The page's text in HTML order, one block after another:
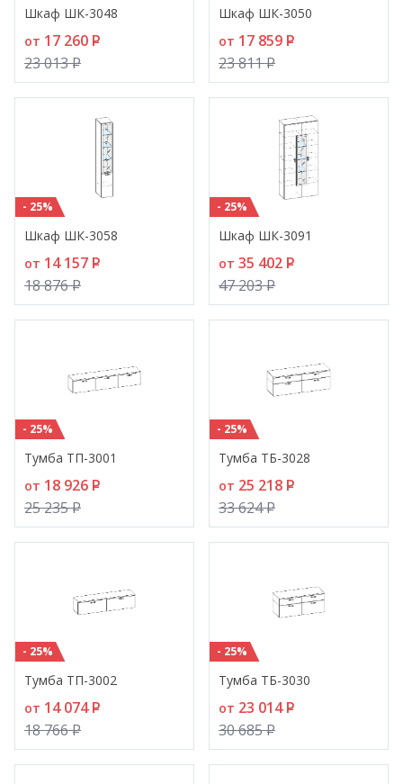
Шкаф ШК-3048
от 17 260 P
23 013P
Шкаф ШК-3050
от 17 859 P
23 811P
- 25%
Шкаф ШК-3058
от 14 157 P
18 876P
- 25%
Шкаф ШК-3091
от 35 402 P
47 203P
- 25%
Тумба ТП-3001
от 18 926 P
25 235P
- 25%
Тумба ТБ-3028
от 25 218 P
33 624P
- 25%
Тумба ТП-3002
от 14 074P
18 766P
- 25%
Тумба ТБ-3030
от 23 014P
30 685P